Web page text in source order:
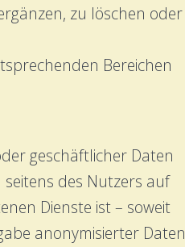
zu löschen oder
Bereichen
geschäftlicher Daten
des Nutzers auf
Dienste ist – soweit
anonymisierter Daten